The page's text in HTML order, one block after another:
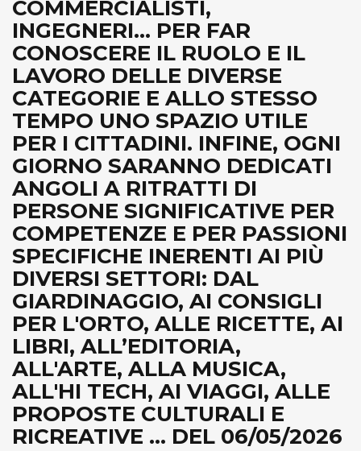
COMMERCIALISTI,
INGEGNERI... PER FAR
CONOSCERE IL RUOLO E IL
LAVORO DELLE DIVERSE
CATEGORIE E ALLO STESSO
TEMPO UNO SPAZIO UTILE
PER I CITTADINI. INFINE, OGNI
GIORNO SARANNO DEDICATI
ANGOLI A RITRATTI DI
PERSONE SIGNIFICATIVE PER
COMPETENZE E PER PASSIONI
SPECIFICHE INERENTI AI PIÙ
DIVERSI SETTORI: DAL
GIARDINAGGIO, AI CONSIGLI
PER L'ORTO, ALLE RICETTE, AI
LIBRI, ALL’EDITORIA,
ALL'ARTE, ALLA MUSICA,
ALL'HI TECH, AI VIAGGI, ALLE
PROPOSTE CULTURALI E
RICREATIVE ... DEL 06/05/2026